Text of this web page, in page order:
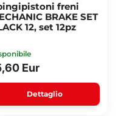
freni
BRAKE SET
12, set 12pz
Eur
Dettaglio